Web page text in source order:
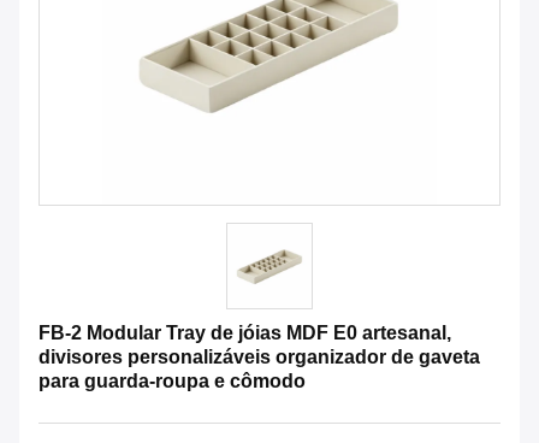
FB-2 Modular Tray de jóias MDF E0 artesanal,
divisores personalizáveis organizador de gaveta
para guarda-roupa e cômodo